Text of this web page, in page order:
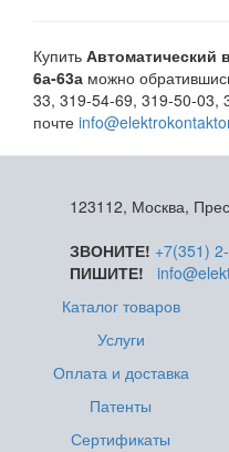
Купить Автоматический
6а-63а можно
33, 319-54-69, 319-50-03,
почте
123112, Москва,
ЗВОНИТЕ! +7(351)
ПИШИТЕ!
Каталог товаров
Услуги
Оплата и доставка
Патенты
Сертификаты